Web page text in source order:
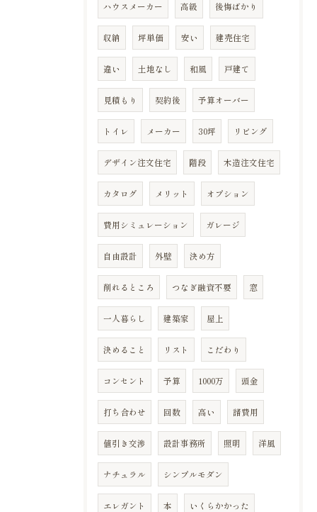
ハウスメーカー 高級 後悔ばかり
収納 坪単価 安い 建売住宅
違い 土地なし 和風 戸建て
見積もり 契約後 予算オーバー
トイレ メーカー 30坪 リビング
デザイン注文住宅 階段 木造注文住宅
カタログ メリット オプション
費用シミュレーション ガレージ
自由設計 外壁 決め方
削れるところ つなぎ融資不要 窓
一人暮らし 建築家 屋上
決めること リスト こだわり
コンセント 予算 1000万 頭金
打ち合わせ 回数 高い 諸費用
値引き交渉 設計事務所 照明 洋風
ナチュラル シンプルモダン
エレガント 本 いくらかかった